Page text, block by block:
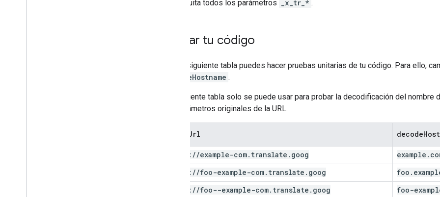
Quita todos los parámetros
_x_tr_* .
Probar tu código
Con la siguiente tabla puedes hacer pruebas unitarias de tu código. Para ello,
decodeHostname .
La siguiente tabla solo se puede usar para probar la decodificación del
los parámetros originales de la URL.
Url decode
https: //example-com. translate . goog example .
https: //foo-example-com. translate . goog foo .
https: //foo--example-com. translate . goog foo-